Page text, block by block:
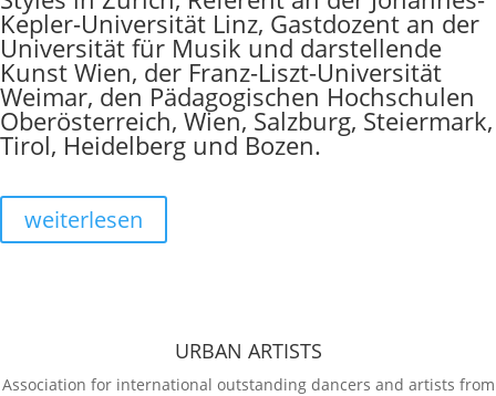
Kepler-Universität Linz, Gastdozent an der
Universität für Musik und darstellende
Kunst Wien, der Franz-Liszt-Universität
Weimar, den Pädagogischen Hochschulen
Oberösterreich, Wien, Salzburg, Steiermark,
Tirol, Heidelberg und Bozen.
weiterlesen
URBAN ARTISTS
Association for international outstanding dancers and artists from